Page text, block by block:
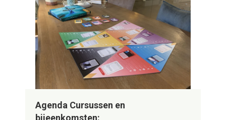
Agenda Cursussen en
bijeenkomsten: